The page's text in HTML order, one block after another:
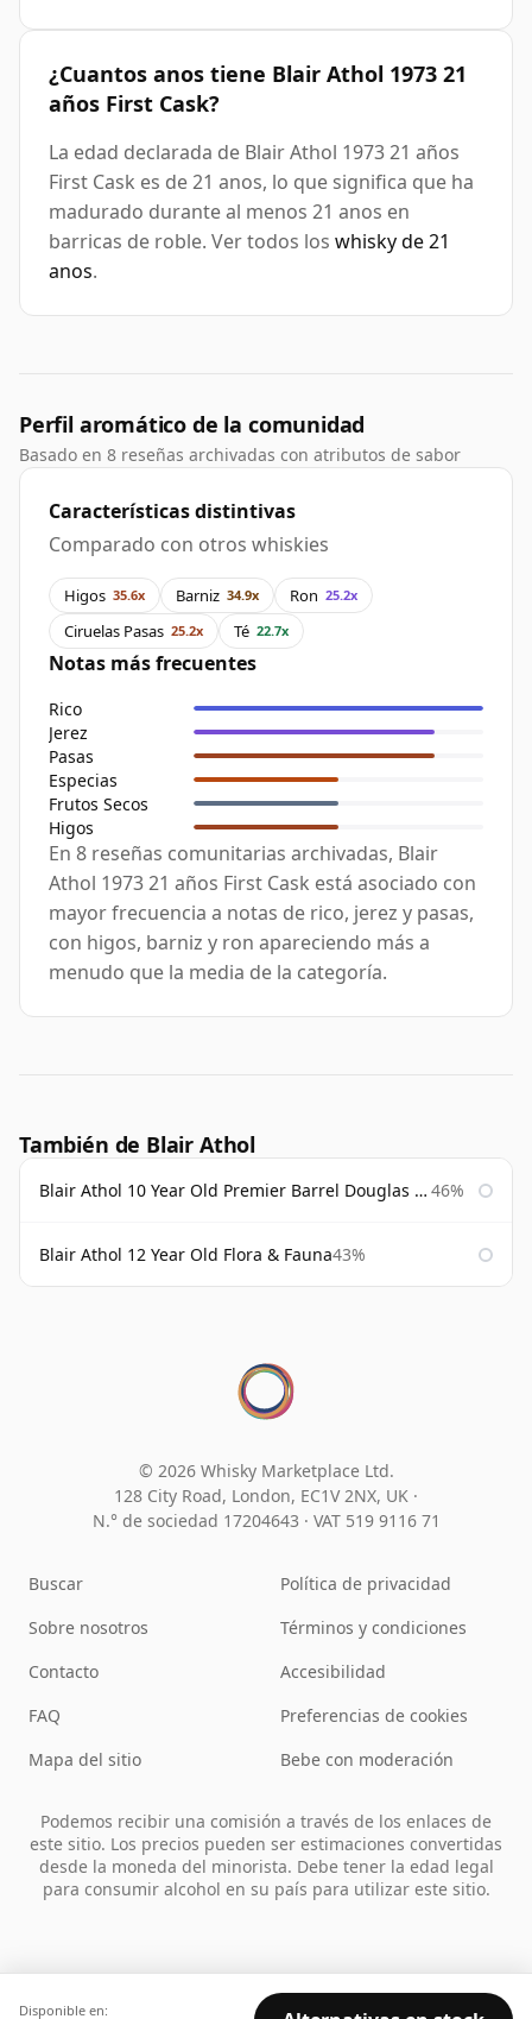
¿Cuantos anos tiene Blair Athol 1973 21
años First Cask?
La edad declarada de Blair Athol 1973 21 años
First Cask es de 21 anos, lo que significa que ha
madurado durante al menos 21 anos en
barricas de roble. Ver todos los whisky de 21
anos.
Perfil aromático de la comunidad
Basado en 8 reseñas archivadas con atributos de sabor
Características distintivas
Comparado con otros whiskies
Higos 35.6x Barniz 34.9x Ron 25.2x
Ciruelas Pasas 25.2x Té 22.7x
Notas más frecuentes
Rico
Jerez
Pasas
Especias
Frutos Secos
Higos
En 8 reseñas comunitarias archivadas, Blair
Athol 1973 21 años First Cask está asociado con
mayor frecuencia a notas de rico, jerez y pasas,
con higos, barniz y ron apareciendo más a
menudo que la media de la categoría.
También de Blair Athol
Blair Athol 10 Year Old Premier Barrel Douglas Laing 46%
Blair Athol 12 Year Old Flora & Fauna43%
Disponible en:
© 2026 Whisky Marketplace Ltd.
128 City Road, London, EC1V 2NX, UK ·
N.° de sociedad 17204643 · VAT 519 9116 71
Buscar
Sobre nosotros
Contacto
FAQ
Mapa del sitio
Política de privacidad
Términos y condiciones
Accesibilidad
Preferencias de cookies
Bebe con moderación
Podemos recibir una comisión a través de los enlaces de
este sitio. Los precios pueden ser estimaciones convertidas
desde la moneda del minorista. Debe tener la edad legal
para consumir alcohol en su país para utilizar este sitio.